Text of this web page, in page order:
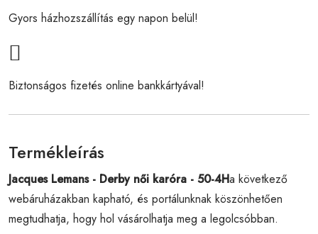
Gyors házhozszállítás egy napon belül!
Biztonságos fizetés online bankkártyával!
Termékleírás
Jacques Lemans - Derby női karóra - 50-4Ha következő
webáruházakban kapható, és portálunknak köszönhetően
megtudhatja, hogy hol vásárolhatja meg a legolcsóbban.